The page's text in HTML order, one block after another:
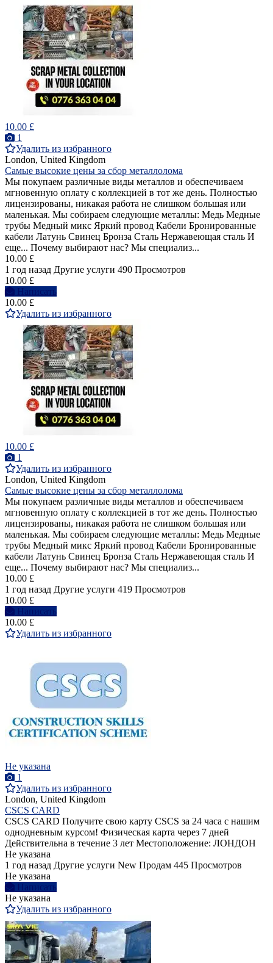
10.00 £
1
Удалить из избранного
London, United Kingdom
Самые высокие цены за сбор металлолома
Мы покупаем различные виды металлов и обеспечиваем
мгновенную оплату с коллекцией в тот же день. Полностью
лицензированы, никакая работа не слишком большая или
маленькая. Мы собираем следующие металлы: Медь Медные
трубы Медный микс Яркий провод Кабели Бронированные
кабели Латунь Свинец Бронза Сталь Нержавеющая сталь И
еще... Почему выбирают нас? Мы специализ...
10.00 £
1 год назад Другие услуги 490 Просмотров
10.00 £
Написать
10.00 £
Удалить из избранного
10.00 £
1
Удалить из избранного
London, United Kingdom
Самые высокие цены за сбор металлолома
Мы покупаем различные виды металлов и обеспечиваем
мгновенную оплату с коллекцией в тот же день. Полностью
лицензированы, никакая работа не слишком большая или
маленькая. Мы собираем следующие металлы: Медь Медные
трубы Медный микс Яркий провод Кабели Бронированные
кабели Латунь Свинец Бронза Сталь Нержавеющая сталь И
еще... Почему выбирают нас? Мы специализ...
10.00 £
1 год назад Другие услуги 419 Просмотров
10.00 £
Написать
10.00 £
Удалить из избранного
Не указана
1
Удалить из избранного
London, United Kingdom
CSCS CARD
CSCS CARD Получите свою карту CSCS за 24 часа с нашим
однодневным курсом! Физическая карта через 7 дней
Действительна в течение 3 лет Местоположение: ЛОНДОН
Не указана
1 год назад Другие услуги New Продам 445 Просмотров
Не указана
Написать
Не указана
Удалить из избранного